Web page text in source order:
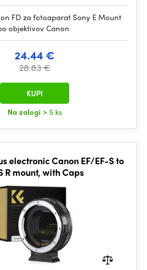
FD za fotoaparat Sony E Mount
objektivov Canon
24.44 €
28.83 €
Na zalogi > 5 ks
KUPI
electronic Canon EF/EF-S to
R mount, with Caps